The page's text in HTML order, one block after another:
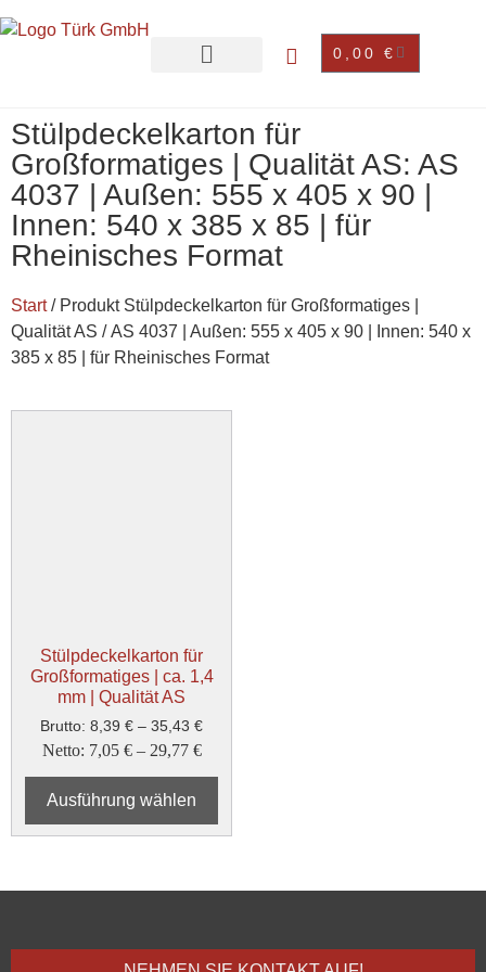
0,00 €
Stülpdeckelkarton für
Großformatiges | Qualität AS: AS
4037 | Außen: 555 x 405 x 90 |
Innen: 540 x 385 x 85 | für
Rheinisches Format
Start/ Produkt Stülpdeckelkarton für Großformatiges |
Qualität AS / AS 4037 | Außen: 555 x 405 x 90 | Innen: 540 x
385 x 85 | für Rheinisches Format
Stülpdeckelkarton für
Großformatiges | ca. 1,4
mm | Qualität AS
Brutto: 8,39 € – 35,43 €
Netto: 7,05 € – 29,77 €
Ausführung wählen